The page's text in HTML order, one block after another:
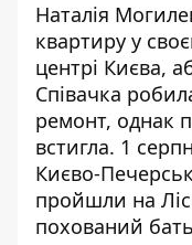
Наталія
квартиру у
центрі Києва,
Співачка
ремонт, однак
встигла. 1
Києво-
пройшли на
похований